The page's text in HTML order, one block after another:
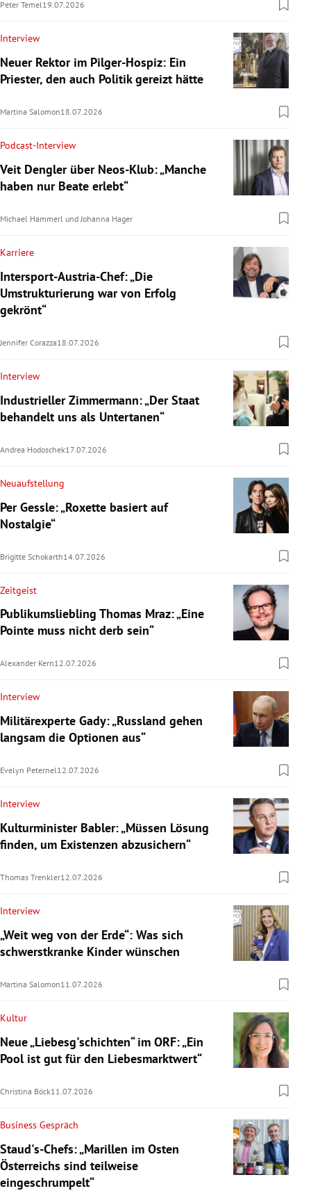
Peter Temel19.07.2026
Interview
Neuer Rektor im Pilger-Hospiz: Ein
Priester, den auch Politik gereizt hätte
Martina Salomon18.07.2026
Podcast-Interview
Veit Dengler über Neos-Klub: „Manche
haben nur Beate erlebt“
Michael Hammerl und Johanna Hager
Karriere
Intersport-Austria-Chef: „Die
Umstrukturierung war von Erfolg
gekrönt“
Jennifer Corazza18.07.2026
Interview
Industrieller Zimmermann: „Der Staat
behandelt uns als Untertanen“
Andrea Hodoschek17.07.2026
Neuaufstellung
Per Gessle: „Roxette basiert auf
Nostalgie“
Brigitte Schokarth14.07.2026
Zeitgeist
Publikumsliebling Thomas Mraz: „Eine
Pointe muss nicht derb sein“
Alexander Kern12.07.2026
Interview
Militärexperte Gady: „Russland gehen
langsam die Optionen aus“
Evelyn Peternel12.07.2026
Interview
Kulturminister Babler: „Müssen Lösung
finden, um Existenzen abzusichern“
Thomas Trenkler12.07.2026
Interview
„Weit weg von der Erde“: Was sich
schwerstkranke Kinder wünschen
Martina Salomon11.07.2026
Kultur
Neue „Liebesg'schichten“ im ORF: „Ein
Pool ist gut für den Liebesmarktwert“
Christina Böck11.07.2026
Business Gespräch
Staud's-Chefs: „Marillen im Osten
Österreichs sind teilweise
eingeschrumpelt“